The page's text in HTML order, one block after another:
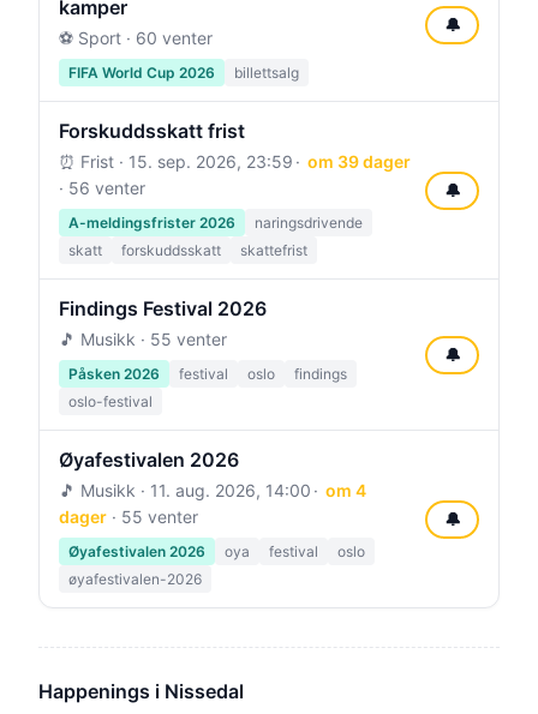
kamper
⚽ Sport · 60 venter
FIFA World Cup 2026 billettsalg
🔔
Forskuddsskatt frist
⏰ Frist · 15. sep. 2026, 23:59
om 39 dager
· 56 venter
A-meldingsfrister 2026
naringsdrivende
skatt
forskuddsskatt skattefrist
🔔
Findings Festival 2026
🎵 Musikk · 55 venter
Påsken 2026 festival oslo
findings
oslo-festival
🔔
Øyafestivalen 2026
🎵 Musikk · 11. aug. 2026, 14:00
om 4
dager · 55 venter
Øyafestivalen 2026 oya festival
oslo
øyafestivalen-2026
🔔
Happenings i Nissedal